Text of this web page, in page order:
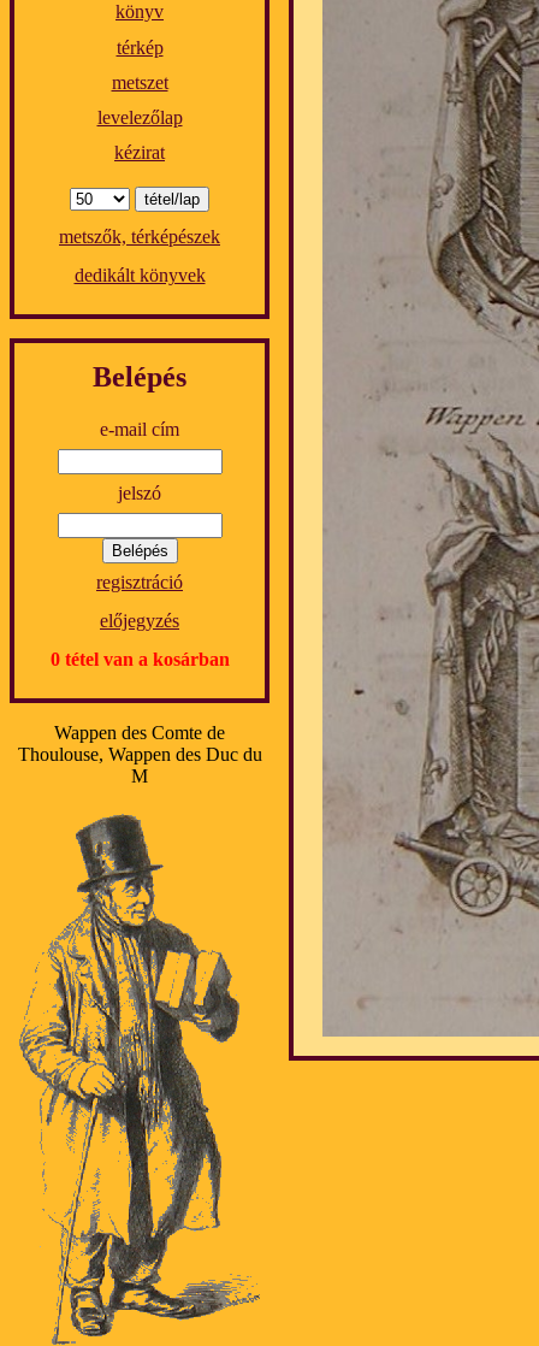
könyv
térkép
metszet
levelezőlap
kézirat
metszők, térképészek
dedikált könyvek
Belépés
e-mail cím
jelszó
regisztráció
előjegyzés
0 tétel van a kosárban
Wappen des Comte de
Thoulouse, Wappen des Duc du
M